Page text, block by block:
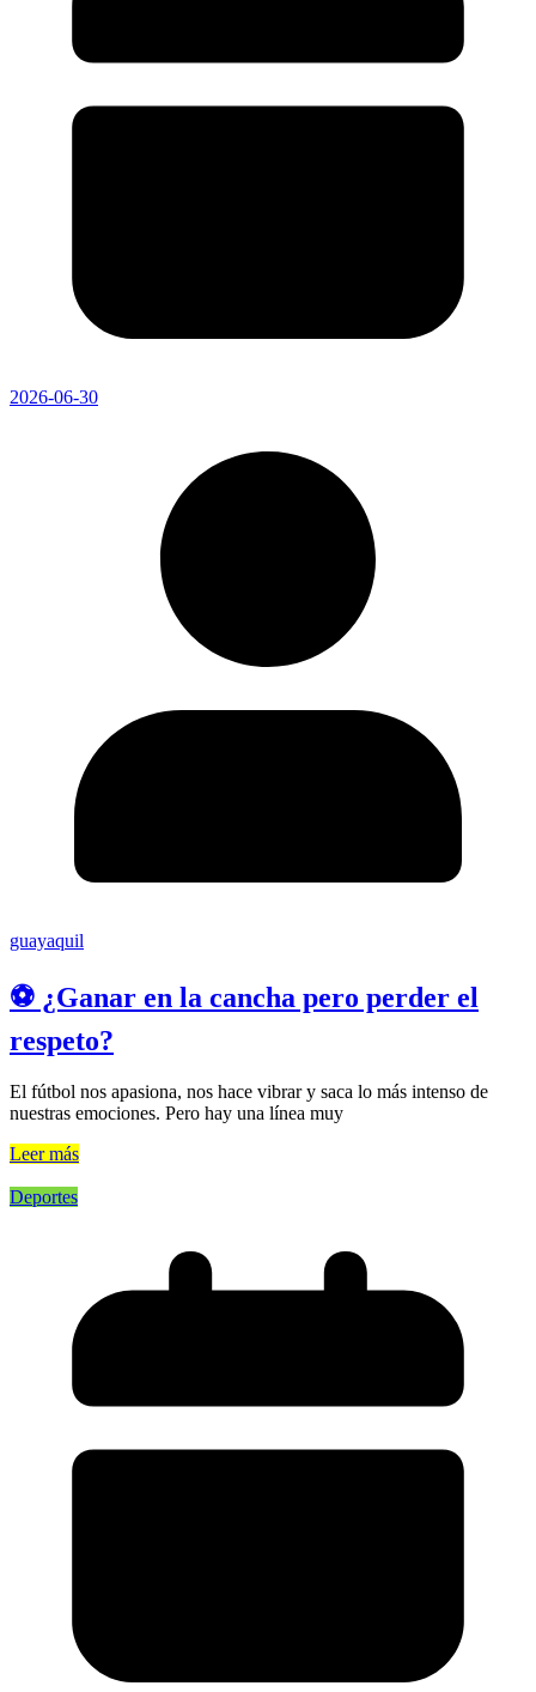
2026-06-30
guayaquil
⚽ ¿Ganar en la cancha pero perder el
respeto?
El fútbol nos apasiona, nos hace vibrar y saca lo más intenso de
nuestras emociones. Pero hay una línea muy
Leer más
Deportes